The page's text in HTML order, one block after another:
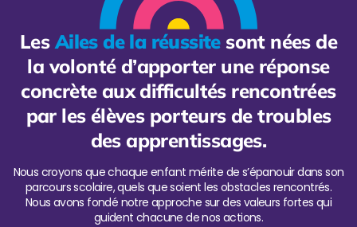
LesAiles de la réussitesont nées de
la volonté d’apporter une réponse
concrète aux difficultés rencontrées
par les élèves porteurs de troubles
des apprentissages.
Nous croyons que chaque enfant mérite de s’épanouir dans son
parcours scolaire, quels que soient les obstacles rencontrés.
Nous avons fondé notre approche sur des valeurs fortes qui
guident chacune de nos actions.